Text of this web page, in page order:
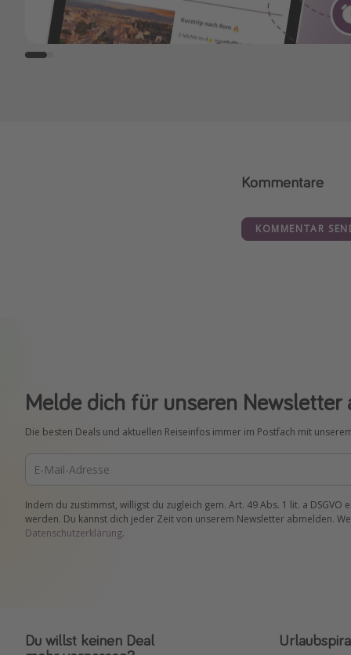
Kommentare
KOMMENTAR
Melde dich für unseren Newsletter
Die besten Deals und aktuellen Reiseinfos immer im Postfach mit
Indem du zustimmst, willigst du zugleich gem. Art. 49 Abs. 1 lit. a
werden. Du kannst dich jeder Zeit von unserem Newsletter abmelden.
Datenschutzerklärung.
Du willst keinen Deal